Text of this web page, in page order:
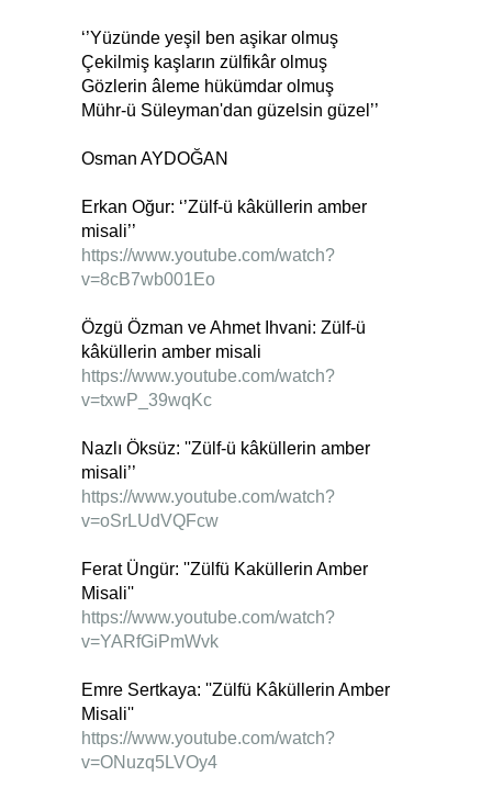
‘’Yüzünde yeşil ben aşikar olmuş
Çekilmiş kaşların zülfikâr olmuş
Gözlerin âleme hükümdar olmuş
Mühr-ü Süleyman'dan güzelsin güzel’’
Osman AYDOĞAN
Erkan Oğur: ‘’Zülf-ü kâküllerin amber
misali’’
https://www.youtube.com/watch?
v=8cB7wb001Eo
Özgü Özman ve Ahmet Ihvani: Zülf-ü
kâküllerin amber misali
https://www.youtube.com/watch?
v=txwP_39wqKc
Nazlı Öksüz: ''Zülf-ü kâküllerin amber
misali’’
https://www.youtube.com/watch?
v=oSrLUdVQFcw
Ferat Üngür: ''Zülfü Kaküllerin Amber
Misali''
https://www.youtube.com/watch?
v=YARfGiPmWvk
Emre Sertkaya: ''Zülfü Kâküllerin Amber
Misali''
https://www.youtube.com/watch?
v=ONuzq5LVOy4